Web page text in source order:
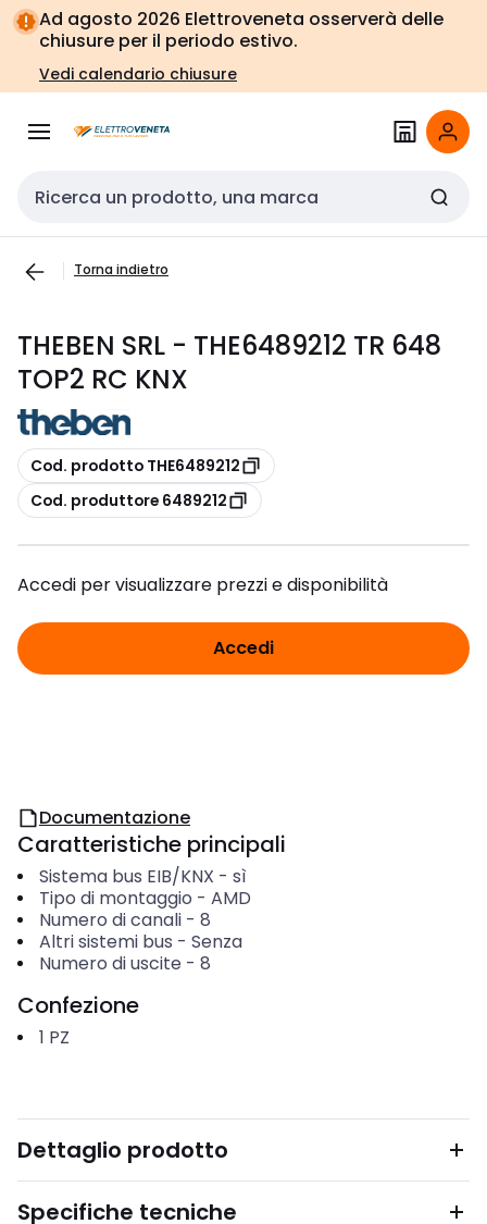
Vai alla
navigazione
Vai
alla
pagina
Ad agosto 2026 Elettroveneta osserverà delle
chiusure per il periodo estivo.
Vedi calendario chiusure
Cerca input
Torna indietro
THEBEN SRL - THE6489212 TR 648
TOP2 RC KNX
copia
Cod. prodotto THE6489212
copia
Cod. produttore 6489212
Accedi per visualizzare prezzi e disponibilità
Accedi
Documentazione
Caratteristiche principali
Sistema bus EIB/KNX - sì
Tipo di montaggio - AMD
Numero di canali- 8
Altri sistemi bus - Senza
Numero di uscite - 8
Confezione
1 PZ
Dettaglio prodotto
Specifiche tecniche